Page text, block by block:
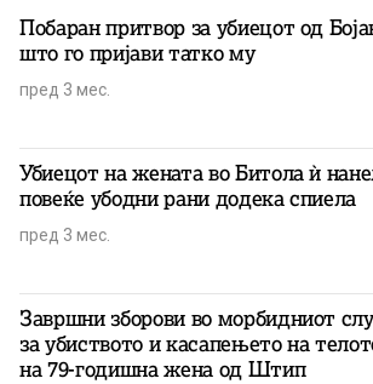
Побаран притвор за убиецот од
што го пријави татко му
пред 3 мес.
Убиецот на жената во Битола ѝ
повеќе убодни рани додека спиела
пред 3 мес.
Завршни зборови во морбидниот
за убиството и касапењето на
на 79-годишна жена од Штип